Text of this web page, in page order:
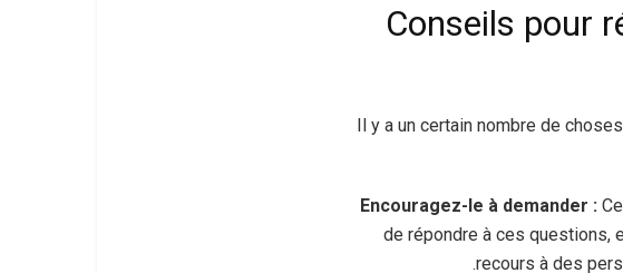
Conseils pour
Il y a un certain nombre de
Encouragez-le à demander :
de répondre à ces questions,
recours à des